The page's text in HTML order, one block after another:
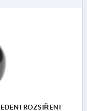
ROZŠÍŘENÍ